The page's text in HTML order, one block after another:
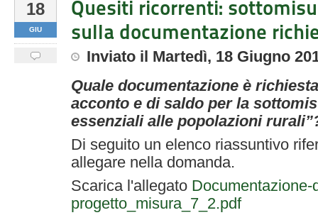
18
GIU
Quesiti ricorrenti:
sulla documentazione
Inviato il Martedì, 18 Giugno
Quale documentazione è
acconto e di saldo per la
essenziali alle popolazioni
Di seguito un elenco riassuntivo
allegare nella domanda.
Scarica l'allegato Documentazione-
progetto_misura_7_2.pdf